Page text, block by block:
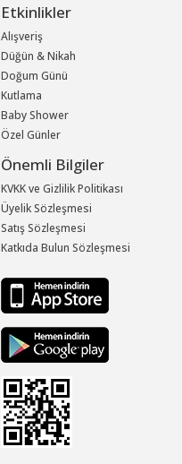
Etkinlikler
Alışveriş
Düğün & Nikah
Doğum Günü
Kutlama
Baby Shower
Özel Günler
Önemli Bilgiler
KVKK ve Gizlilik Politikası
Üyelik Sözleşmesi
Satış Sözleşmesi
Katkıda Bulun Sözleşmesi